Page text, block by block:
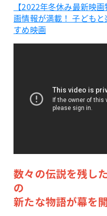
【2022年冬休み最新映
画情報が満載！ 子ども
すめ映画
数々の伝説を残し
の
新たな物語が幕を